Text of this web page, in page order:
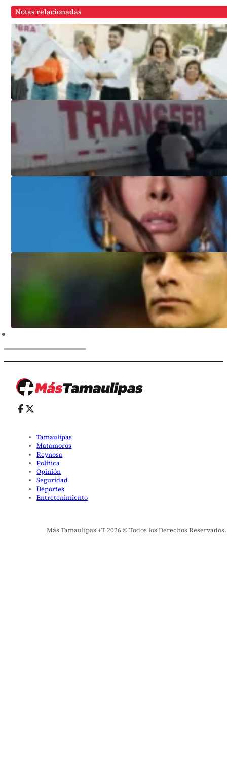
Notas relacionadas
Tamaulipas
Matamoros
Reynosa
Política
Opinión
Seguridad
Deportes
Entretenimiento
Más Tamaulipas +T 2026 © Todos los Derechos